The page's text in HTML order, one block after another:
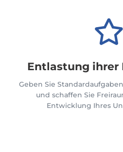

Entlastung ihrer
Geben SieStandardaufgaben
und schaffen Sie
Entwicklung Ihres